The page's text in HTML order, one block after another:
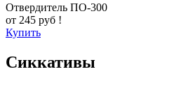
Отвердитель ПО-300
от 245 руб !
Купить
Сиккативы